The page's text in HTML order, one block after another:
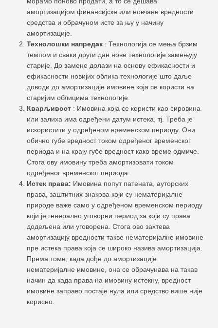
амортизацијом финансијске или новчане вредности
средства и обрачуном исте за њу у начину
амортизације.
Технолошки напредак : Технологија се мења брзим
темпом и сваки други дан нове технологије замењују
старије. До замене долази на основу ефикасности и
ефикасности новијих облика технологије што даље
доводи до амортизације имовине која се користи на
старијим облицима технологије.
Кварљивост : Имовина која се користи као сировина
или залиха има одређени датум истека, тј. Треба је
искористити у одређеном временском периоду. Они
обично губе вредност током одређеног временског
периода и на крају губе вредност како време одмиче.
Стога ову имовину треба амортизовати током
одређеног временског периода.
Истек права: Имовина попут патената, ауторских
права, заштитних знакова који су нематеријалне
природе важе само у одређеном временском периоду
који је генерално уговорни период за који су права
додељена или уговорена. Стога ово захтева
амортизацију вредности такве нематеријалне имовине
пре истека права која се широко назива амортизација.
Према томе, када дође до амортизације
нематеријалне имовине, она се обрачунава на такав
начин да када права на имовину истекну, вредност
имовине заправо постаје нула или средство више није
корисно.